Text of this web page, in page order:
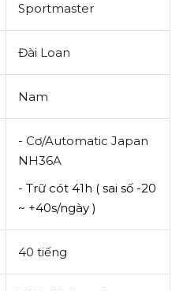
Sportmaster
Đài Loan
Nam
- Cơ/Automatic Japan
NH36A
- Trữ cót 41h ( sai số -20
~ +40s/ngày )
40 tiếng